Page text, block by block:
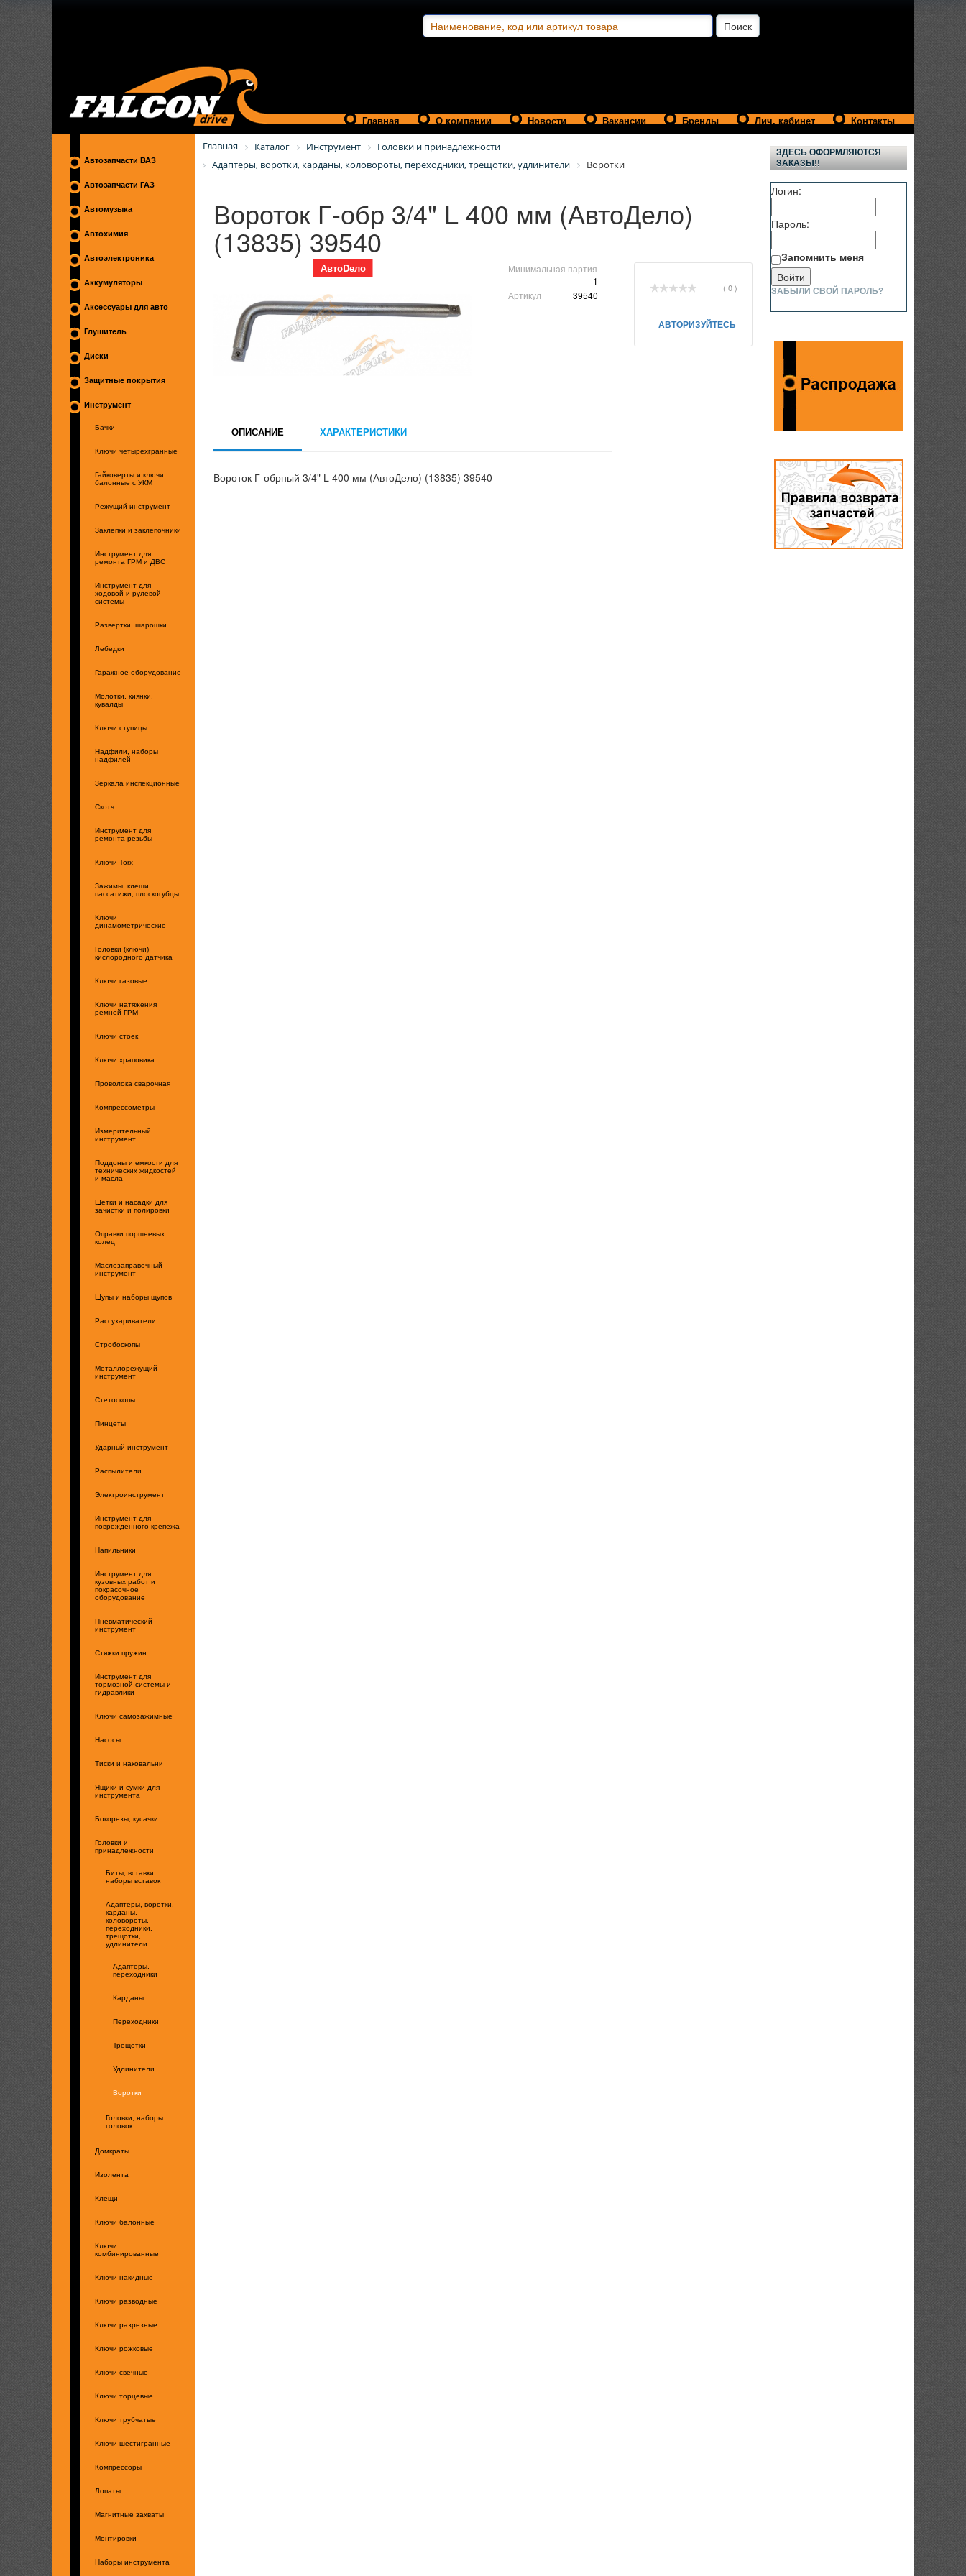
Главная О компании Новости Вакансии Бренды Лич. кабинет Контакты
Автозапчасти ВАЗ
Автозапчасти ГАЗ
Автомузыка
Автохимия
Автоэлектроника
Аккумуляторы
Аксессуары для авто
Глушитель
Диски
Защитные покрытия
Инструмент
Бачки
Ключи четырехгранные
Гайковерты и ключи
балонные с УКМ
Режущий инструмент
Заклепки и заклепочники
Инструмент для
ремонта ГРМ и ДВС
Инструмент для
ходовой и рулевой
системы
Развертки, шарошки
Лебедки
Гаражное оборудование
Молотки, киянки,
кувалды
Ключи ступицы
Надфили, наборы
надфилей
Зеркала инспекционные
Скотч
Инструмент для
ремонта резьбы
Ключи Torx
Зажимы, клещи,
пассатижи, плоскогубцы
Ключи
динамометрические
Головки (ключи)
кислородного датчика
Ключи газовые
Ключи натяжения
ремней ГРМ
Ключи стоек
Ключи храповика
Проволока сварочная
Компрессометры
Измерительный
инструмент
Поддоны и емкости для
технических жидкостей
и масла
Щетки и насадки для
зачистки и полировки
Оправки поршневых
колец
Маслозаправочный
инструмент
Щупы и наборы щупов
Рассухариватели
Стробоскопы
Металлорежущий
инструмент
Стетоскопы
Пинцеты
Ударный инструмент
Распылители
Электроинструмент
Инструмент для
поврежденного крепежа
Напильники
Инструмент для
кузовных работ и
покрасочное
оборудование
Пневматический
инструмент
Стяжки пружин
Инструмент для
тормозной системы и
гидравлики
Ключи самозажимные
Насосы
Тиски и наковальни
Ящики и сумки для
инструмента
Бокорезы, кусачки
Головки и
принадлежности
Биты, вставки,
наборы вставок
Адаптеры, воротки,
карданы,
коловороты,
переходники,
трещотки,
удлинители
Адаптеры,
переходники
Карданы
Переходники
Трещотки
Удлинители
Воротки
Головки, наборы
головок
Домкраты
Изолента
Клещи
Ключи балонные
Ключи
комбинированные
Ключи накидные
Ключи разводные
Ключи разрезные
Ключи рожковые
Ключи свечные
Ключи торцевые
Ключи трубчатые
Ключи шестигранные
Компрессоры
Лопаты
Магнитные захваты
Монтировки
Наборы инструмента
Главная Каталог Инструмент
Головки и принадлежности
Адаптеры, воротки, карданы, коловороты, переходники, трещотки, удлинители
Воротки
Вороток Г-обр 3/4" L 400 мм (АвтоДело)
(13835) 39540
АвтоDело
Минимальная партия
1
Артикул
39540
( 0 )
АВТОРИЗУЙТЕСЬ
ОПИСАНИЕ ХАРАКТЕРИСТИКИ
Вороток Г-обрный 3/4" L 400 мм (АвтоДело) (13835) 39540
ЗДЕСЬ ОФОРМЛЯЮТСЯ
ЗАКАЗЫ!!
Логин:
Пароль:
Запомнить меня
ЗАБЫЛИ СВОЙ ПАРОЛЬ?